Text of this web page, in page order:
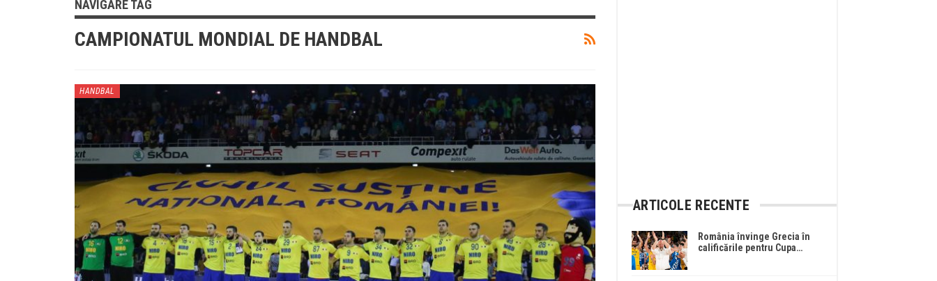
NAVIGARE TAG
CAMPIONATUL MONDIAL DE HANDBAL
HANDBAL
ARTICOLE RECENTE
România învinge Grecia în
calificările pentru Cupa…